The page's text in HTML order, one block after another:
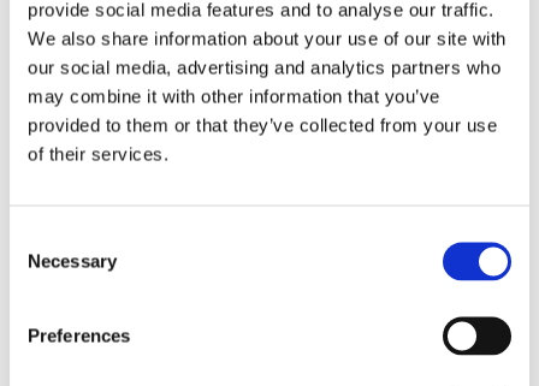
provide social media features and to analyse our traffic.
We also share information about your use of our site with
our social media, advertising and analytics partners who
may combine it with other information that you’ve
provided to them or that they’ve collected from your use
of their services.
Selection
Necessary
Preferences
konserveringsmedel, färgämnen, artificiella aromer och
parfymer. De är också fria från SLES (Sodium laureth
sulphate) och SLS (Sodium Lauryl Sulfate), som annars är
en vanlig ingrediens i löddrande produkter och som kan
irritera huden. Produkterna är ej testade på djur.